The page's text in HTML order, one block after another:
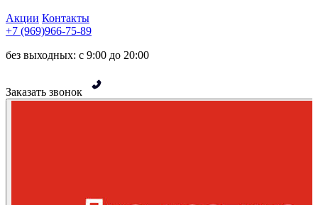
Акции Контакты
+7 (969)966-75-89
без выходных: с 9:00 до 20:00
Заказать звонок